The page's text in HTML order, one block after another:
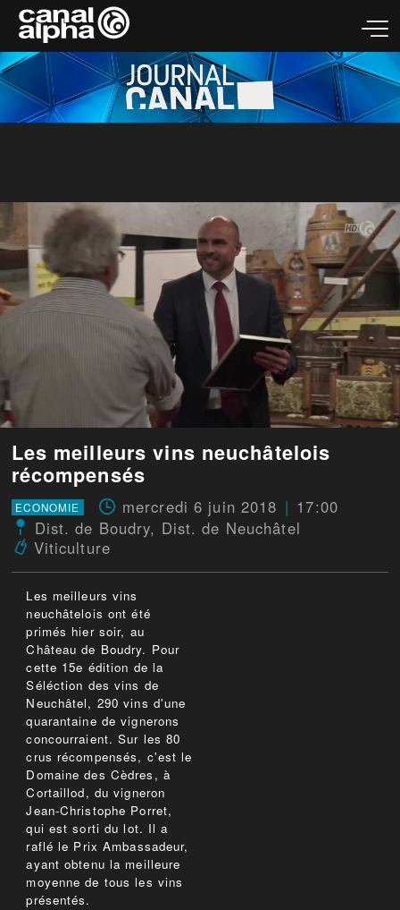
Les meilleurs vins neuchâtelois
récompensés
ECONOMIE mercredi 6 juin 2018
17:00
Dist. de Boudry, Dist. de Neuchâtel
Viticulture
Les meilleurs vins
neuchâtelois ont été
primés hier soir, au
Château de Boudry. Pour
cette 15e édition de la
Séléction des vins de
Neuchâtel, 290 vins d'une
quarantaine de vignerons
concourraient. Sur les 80
crus récompensés, c'est le
Domaine des Cèdres, à
Cortaillod, du vigneron
Jean-Christophe Porret,
qui est sorti du lot. Il a
raflé le Prix Ambassadeur,
ayant obtenu la meilleure
moyenne de tous les vins
présentés.